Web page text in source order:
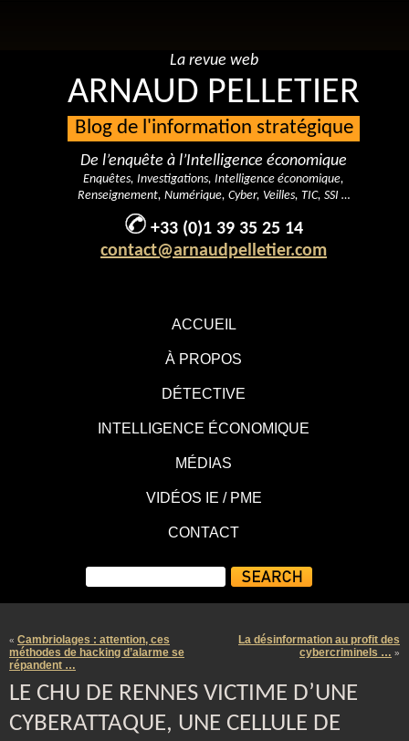
ACCUEIL
À PROPOS
DÉTECTIVE
INTELLIGENCE ÉCONOMIQUE
MÉDIAS
VIDÉOS IE / PME
CONTACT
La revue web
ARNAUD PELLETIER
Blog de l'information stratégique
De l’enquête à l’Intelligence économique
Enquêtes, Investigations, Intelligence économique,
Renseignement, Numérique, Cyber, Veilles, TIC, SSI …
+33 (0)1 39 35 25 14
contact@arnaudpelletier.com
« Cambriolages : attention, ces
méthodes de hacking d’alarme se
répandent …
La désinformation au profit des
cybercriminels … »
LE CHU DE RENNES VICTIME D’UNE
CYBERATTAQUE, UNE CELLULE DE